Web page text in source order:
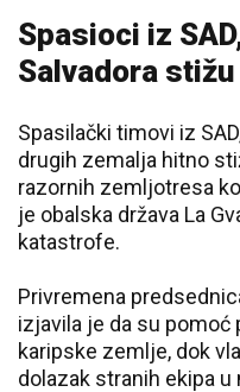
Spasioci iz
Salvadora
Spasilački timovi iz
drugih zemalja hitno
razornih zemljotresa
je obalska država La
katastrofe.
Privremena
izjavila je da su pomoć
karipske zemlje, dok
dolazak stranih ekipa